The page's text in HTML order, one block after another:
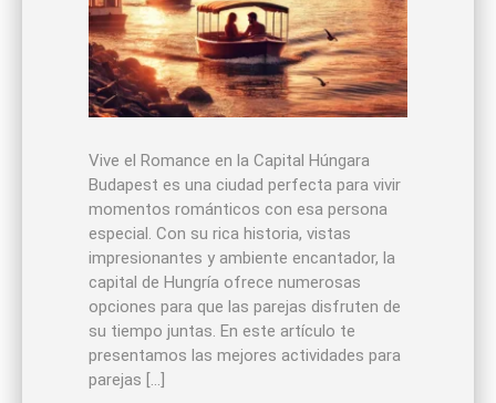
Vive el Romance en la Capital Húngara
Budapest es una ciudad perfecta para vivir
momentos románticos con esa persona
especial. Con su rica historia, vistas
impresionantes y ambiente encantador, la
capital de Hungría ofrece numerosas
opciones para que las parejas disfruten de
su tiempo juntas. En este artículo te
presentamos las mejores actividades para
parejas […]